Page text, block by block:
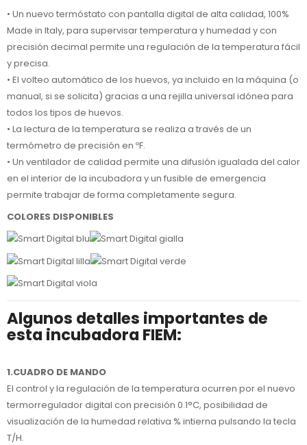
• Un nuevo termóstato con pantalla digital de alta calidad, 100%
Made in Italy, para supervisar temperatura y humedad y con
precisión decimal permite una regulación de la temperatura fácil
y precisa.
• El volteo automático de los huevos, ya incluido en la máquina (o
manual, si se solicita) gracias a una rejilla universal idónea para
todos los tipos de huevos.
• La lectura de la temperatura se realiza a través de un
termómetro de precisión en ºF.
• Un ventilador de calidad permite una difusión igualada del calor
en el interior de la incubadora y un fusible de emergencia
permite trabajar de forma completamente segura.
COLORES DISPONIBLES
Algunos detalles importantes de
esta incubadora FIEM:
1.CUADRO DE MANDO
El control y la regulación de la temperatura ocurren por el nuevo
termorregulador digital con precisión 0.1°C, posibilidad de
visualización de la humedad relativa % intierna pulsando la tecla
T/H.